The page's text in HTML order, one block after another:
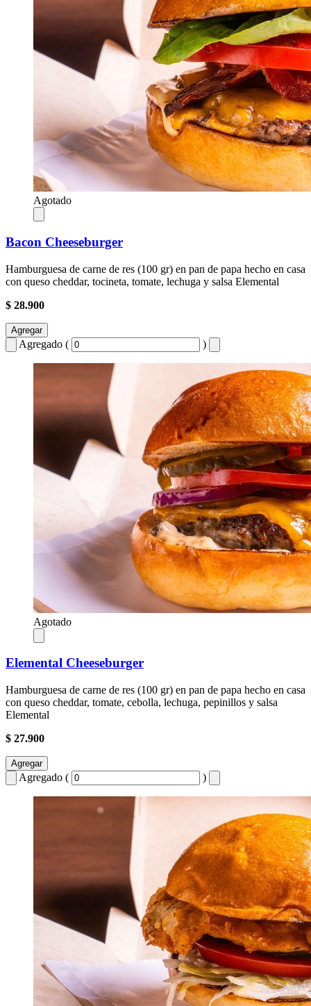
Agotado
Bacon Cheeseburger
Hamburguesa de carne de res (100 gr) en pan de papa hecho en casa
con queso cheddar, tocineta, tomate, lechuga y salsa Elemental
$ 28.900
Agregar
Agregado ( )
Agotado
Elemental Cheeseburger
Hamburguesa de carne de res (100 gr) en pan de papa hecho en casa
con queso cheddar, tomate, cebolla, lechuga, pepinillos y salsa
Elemental
$ 27.900
Agregar
Agregado ( )